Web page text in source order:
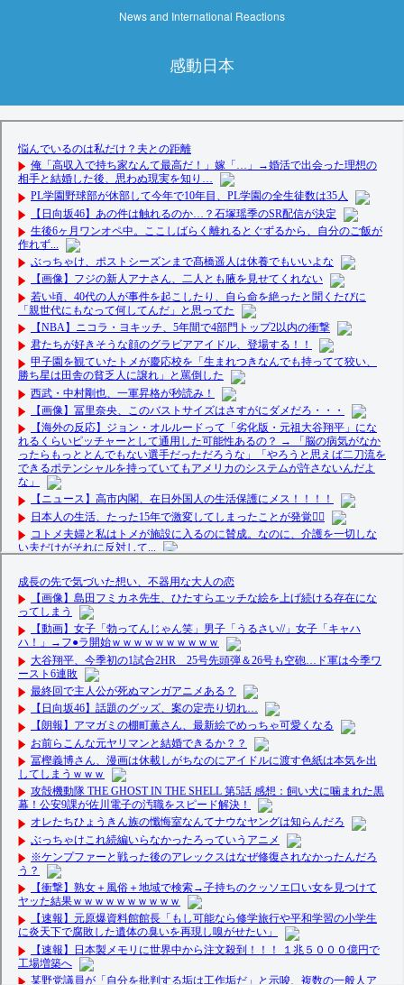
News and International Reactions
感動日本